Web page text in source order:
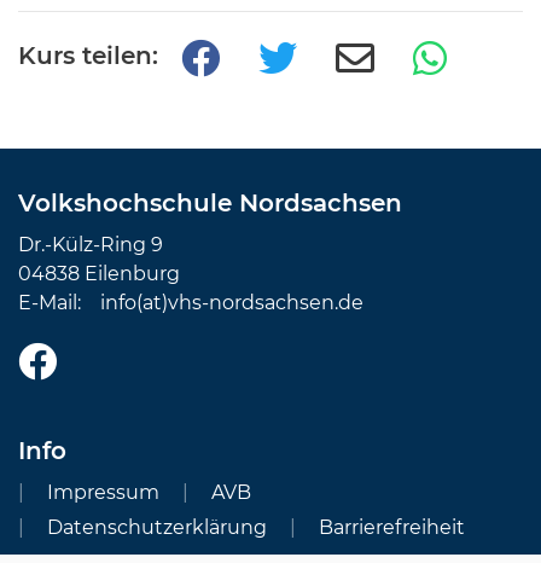
Kurs teilen:
Volkshochschule Nordsachsen
Dr.-Külz-Ring 9
04838 Eilenburg
E-Mail: info(at)vhs-nordsachsen.de
Info
Impressum
AVB
Datenschutzerklärung
Barrierefreiheit